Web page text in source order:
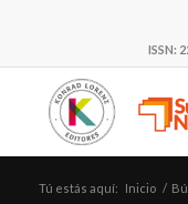
ISSN:
Tú estás aquí: Inicio /